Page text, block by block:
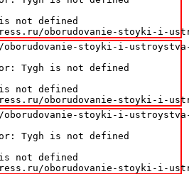
not defined
oborudovanie-stoyki-i-
stoyki-i-ustroystva-
Tygh is not defined
not defined
oborudovanie-stoyki-i-
stoyki-i-ustroystva-
Tygh is not defined
not defined
oborudovanie-stoyki-i-